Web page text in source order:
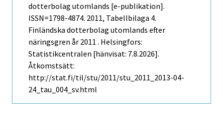
dotterbolag utomlands [e-publikation].
ISSN=1798-4874. 2011, Tabellbilaga 4.
Finländska dotterbolag utomlands efter
näringsgren år 2011 . Helsingfors:
Statistikcentralen [hänvisat: 7.8.2026].
Åtkomstsätt:
http://stat.fi/til/stu/2011/stu_2011_2013-04-
24_tau_004_sv.html